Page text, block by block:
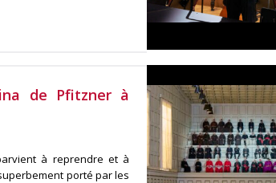
de Pfitzner à
à reprendre et à
porté par les